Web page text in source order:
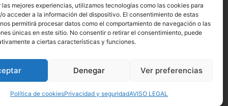
las mejores experiencias, utilizamos tecnologías como las cookies para
o acceder a la información del dispositivo. El consentimiento de estas
permitirá procesar datos como el comportamiento de navegación o las
únicas en este sitio. No consentir o retirar el consentimiento, puede
a ciertas características y funciones.
Denegar Ver preferencias
Política de cookiesPrivacidad y seguridadAVISO LEGAL
Consulta Nutrición Gratis
Descuentos Vip Herbalife
a Herbalife.es – Desarrollo Web por